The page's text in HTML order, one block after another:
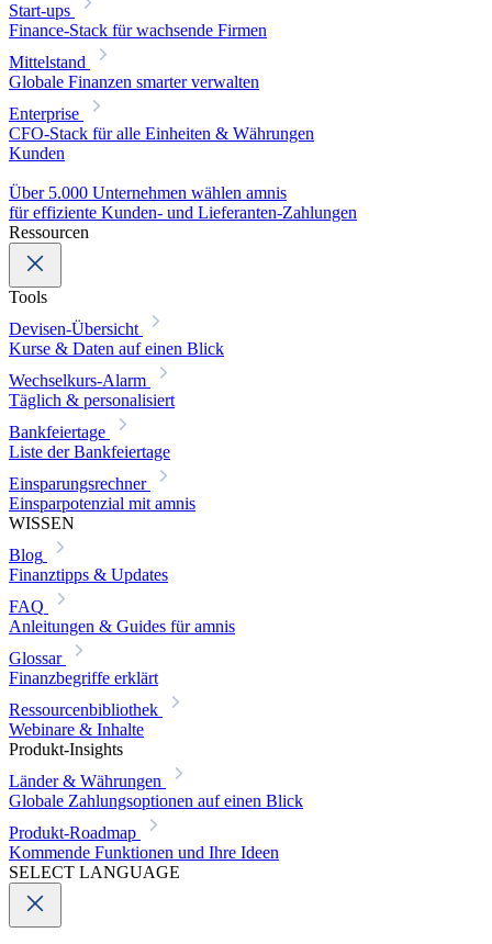
Start-ups
Finance-Stack für wachsende Firmen
Mittelstand
Globale Finanzen smarter verwalten
Enterprise
CFO-Stack für alle Einheiten & Währungen
Kunden
Über 5.000 Unternehmen wählen amnis
für effiziente Kunden- und Lieferanten-Zahlungen
Ressourcen
Tools
Devisen-Übersicht
Kurse & Daten auf einen Blick
Wechselkurs-Alarm
Täglich & personalisiert
Bankfeiertage
Liste der Bankfeiertage
Einsparungsrechner
Einsparpotenzial mit amnis
WISSEN
Blog
Finanztipps & Updates
FAQ
Anleitungen & Guides für amnis
Glossar
Finanzbegriffe erklärt
Ressourcenbibliothek
Webinare & Inhalte
Produkt-Insights
Länder & Währungen
Globale Zahlungsoptionen auf einen Blick
Produkt-Roadmap
Kommende Funktionen und Ihre Ideen
SELECT LANGUAGE